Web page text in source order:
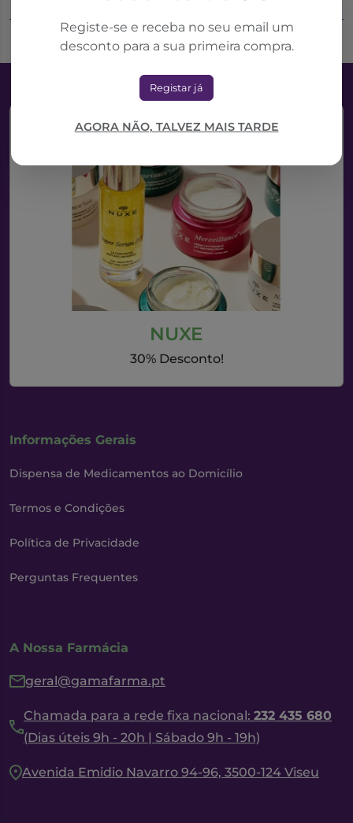
Registe-se e receba no seu email um
desconto para a sua primeira compra.
Registar já
AGORA NÃO, TALVEZ MAIS TARDE
NUXE
30% Desconto!
Informações Gerais
Dispensa de Medicamentos ao Domicílio
Termos e Condições
Política de Privacidade
Perguntas Frequentes
A Nossa Farmácia
geral@gamafarma.pt
Chamada para a rede fixa nacional: 232 435 680
(Dias úteis 9h - 20h | Sábado 9h - 19h)
Avenida Emidio Navarro 94-96, 3500-124 Viseu